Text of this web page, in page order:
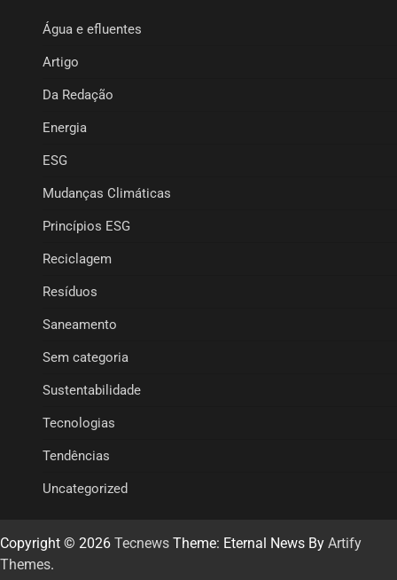
Água e efluentes
Artigo
Da Redação
Energia
ESG
Mudanças Climáticas
Princípios ESG
Reciclagem
Resíduos
Saneamento
Sem categoria
Sustentabilidade
Tecnologias
Tendências
Uncategorized
Copyright © 2026 Tecnews Theme: Eternal News By Artify
Themes.